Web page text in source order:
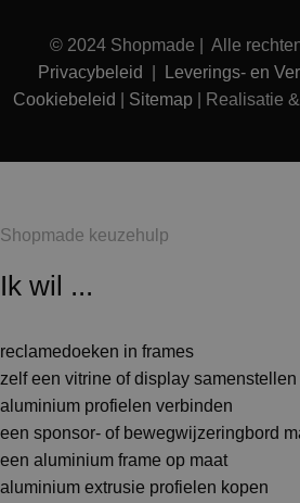
© 2024 Shopmade | Alle
Privacybeleid
Leverings- en
Cookiebeleid
Sitemap | Realisatie
Shopmade keuzehulp
Ik wil ...
reclamedoeken in frames
zelf een vitrine of display samenstellen
aluminium profielen verbinden
een sponsor- of bewegwijzeringbord
een aluminium frame op maat
aluminium extrusie profielen kopen